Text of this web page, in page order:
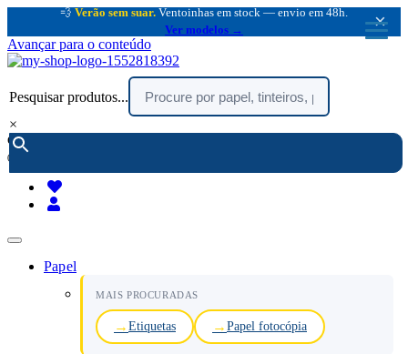
💨 Verão sem suar. Ventoinhas em stock — envio em 48h.
Ver modelos →
×
Avançar para o conteúdo
Pesquisar produtos...
×
encomendar por telefone :
(chamada rede fixa nacional)
Papel
MAIS PROCURADAS
Etiquetas Papel fotocópia